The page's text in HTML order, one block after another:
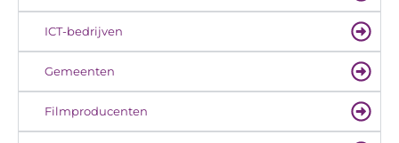
ICT-bedrijven
Gemeenten
Filmproducenten